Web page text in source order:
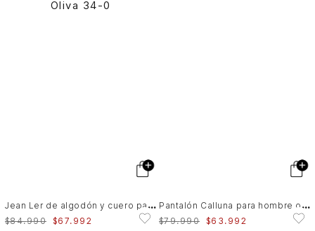
J
ean Ler de algodón y cuero para hombre acabado vintage
$84.990 $67. 992
P
antalón Calluna para hombre oversized
$79.990 $63 . 992